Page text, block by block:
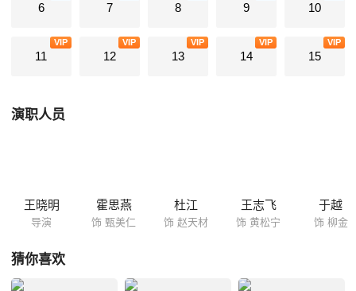
6 7 8 9 10
11
VIP
12
VIP
13
VIP
14
VIP
15
VIP
演职人员
王晓明
导演
霍思燕
饰 甄美仁
杜江
饰 赵天材
王志飞
饰 黄松宁
于越
饰 柳金
猜你喜欢